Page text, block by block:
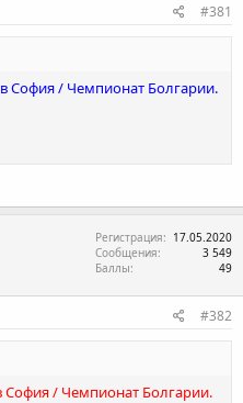
#381
София / Чемпионат Болгарии.
Регистрация
17.05.2020
Сообщения
3 549
Баллы
49
#382
/ Чемпионат Болгарии.